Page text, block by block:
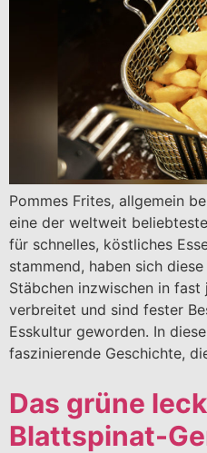
Pommes Frites, allgemein
eine der weltweit
für schnelles, köstliches
stammend, haben sich
Stäbchen inzwischen in fast
verbreitet und sind fester
Esskultur geworden. In
faszinierende Geschichte,
Das grüne
Blattspinat-